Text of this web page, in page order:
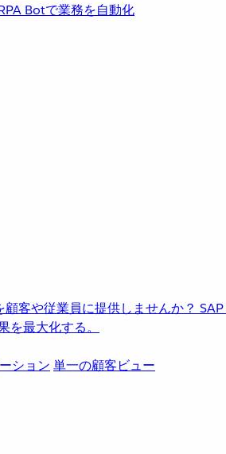
Botで業務を自動化
客や従業員に提供しませんか？ SAP
最大化する。
ション 単一の顧客ビュー